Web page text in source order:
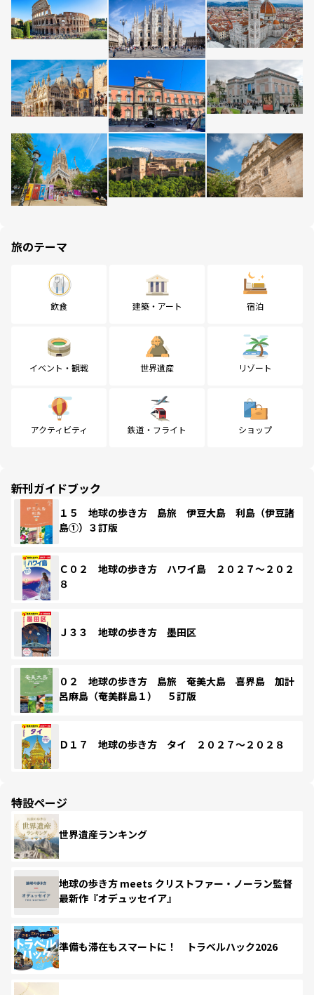
旅のテーマ
飲食 建築・アート 宿泊
イベント・観戦 世界遺産 リゾート
アクティビティ 鉄道・フライト ショップ
新刊ガイドブック
１５ 地球の歩き方 島旅 伊豆大島 利島（伊豆諸
島①）３訂版
Ｃ０２ 地球の歩き方 ハワイ島 ２０２７～２０２
８
Ｊ３３ 地球の歩き方 墨田区
０２ 地球の歩き方 島旅 奄美大島 喜界島 加計
呂麻島（奄美群島１） ５訂版
Ｄ１７ 地球の歩き方 タイ ２０２７～２０２８
特設ページ
世界遺産ランキング
地球の歩き方 meets クリストファー・ノーラン監督
最新作『オデュッセイア』
準備も滞在もスマートに！ トラベルハック2026